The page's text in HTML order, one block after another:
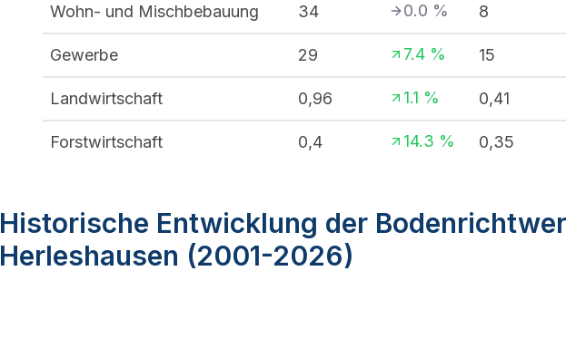
Wohn- und Mischbebauung 34 0.0 % 8
Gewerbe 29 7.4 % 15
Landwirtschaft 0,96 1.1 % 0,41
Forstwirtschaft 0,4 14.3 % 0,35
Historische Entwicklung der
Herleshausen (2001-2026)